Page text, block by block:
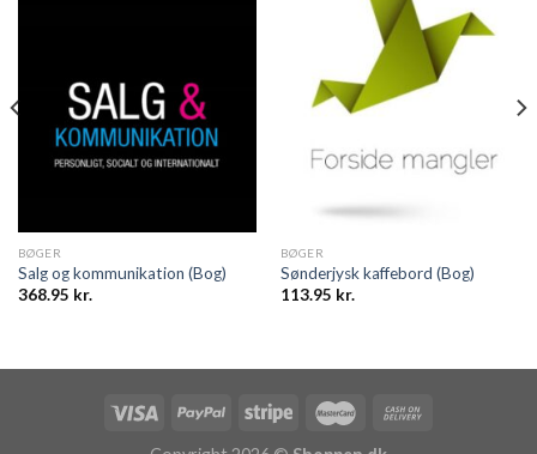
BØGER
Salg og kommunikation (Bog)
368.95 kr.
BØGER
Sønderjysk kaffebord (Bog)
113.95 kr.